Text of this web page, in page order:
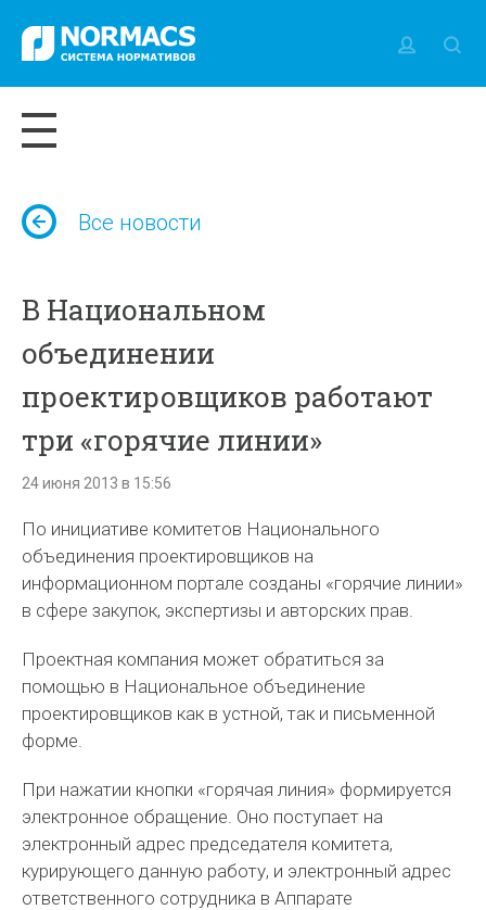
Все новости
В Национальном
объединении
проектировщиков работают
три «горячие линии»
24 июня 2013 в 15:56
По инициативе комитетов Национального
объединения проектировщиков на
информационном портале созданы «горячие линии»
в сфере закупок, экспертизы и авторских прав.
Проектная компания может обратиться за
помощью в Национальное объединение
проектировщиков как в устной, так и письменной
форме.
При нажатии кнопки «горячая линия» формируется
электронное обращение. Оно поступает на
электронный адрес председателя комитета,
курирующего данную работу, и электронный адрес
ответственного сотрудника в Аппарате